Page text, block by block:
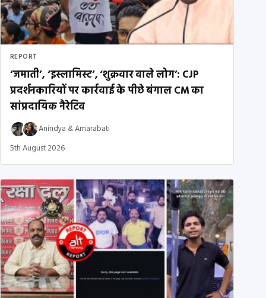
REPORT
‘जमाती’, ‘इस्लामिस्ट’, ‘शुक्रवार वाले लोग’: CJP
प्रदर्शनकारियों पर कार्रवाई के पीछे बंगाल CM का
सांप्रदायिक नैरेटिव
Anindya &Amarabati
5th August 2026